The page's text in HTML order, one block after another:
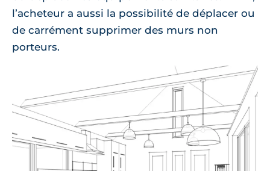
l’acheteur a aussi la possibilité de déplacer ou
de carrément supprimer des murs non
porteurs.